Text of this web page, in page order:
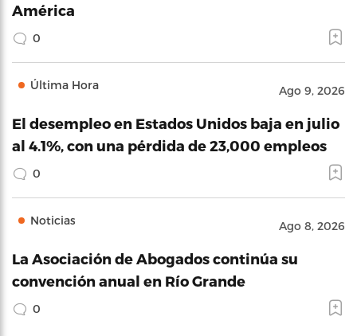
América
0
Última Hora Ago 9, 2026
El desempleo en Estados Unidos baja en julio
al 4.1%, con una pérdida de 23,000 empleos
0
Noticias Ago 8, 2026
La Asociación de Abogados continúa su
convención anual en Río Grande
0